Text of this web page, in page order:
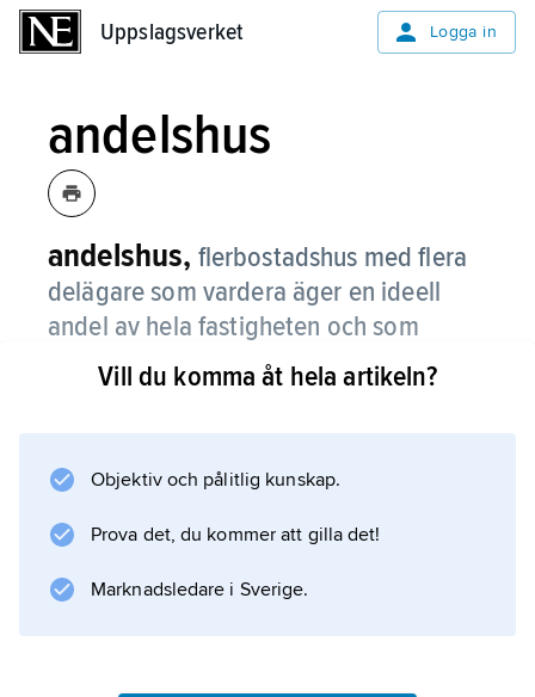
Uppslagsverket Logga in
andelshus
andelshus, flerbostadshus med flera
delägare som vardera äger en ideell
andel av hela fastigheten och som
därigenom disponerar en särskild
bostad inom fastigheten, även om det
ägarandel av fastigheten till innehav av
en specifik lägenhet.
Denna ägarform, som är förhållandevis
ovanlig, har skattemässigt definierats som
Vill du komma åt hela artikeln?
Objektiv och pålitlig kunskap.
Prova det, du kommer att gilla det!
Marknadsledare i Sverige.